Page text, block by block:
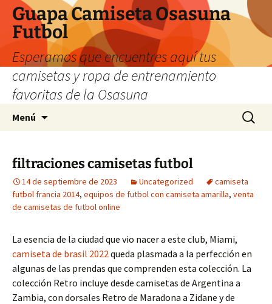
Guapa Camiseta Osasuna
Futbol
Esperamos que encuentres aquí tus
camisetas y ropa de entrenamiento
favoritas de la Osasuna
Menú Buscar:
filtraciones camisetas futbol
14 de septiembre de 2023 Uncategorized
camiseta
futbol francia 2014, equipos de futbol con camiseta amarilla, venta
de camisetas de futbol online
La esencia de la ciudad que vio nacer a este club, Miami,
camiseta de brasil 2022queda plasmada a la perfección en
algunas de las prendas que comprenden esta colección. La
colección Retro incluye desde camisetas de Argentina a
Zambia, con dorsales Retro de Maradona a Zidane y de